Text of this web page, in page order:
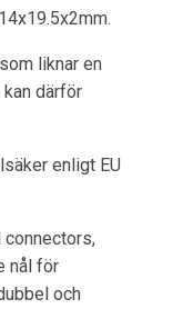
liknar en
kan därför
enligt EU
connectors,
nål för
och